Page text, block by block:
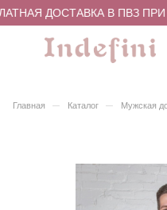
ДОСТАВКА В ПВЗ ПРИ
Главная – Каталог – Мужская